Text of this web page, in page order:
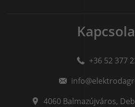
+36 52 377
4060 Balmazújváros,